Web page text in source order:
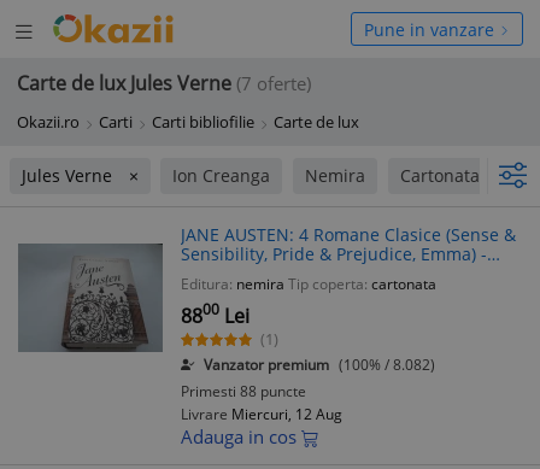
Deschide
meniul
Pune in vanzare
Carte de lux Jules Verne (7 oferte)
Okazii.ro Carti Carti bibliofilie Carte de lux
Jules Verne Ion Creanga Nemira Cartonata
JANE AUSTEN: 4 Romane Clasice (Sense &
Sensibility, Pride & Prejudice, Emma) -
Editie de Lux, Cartonata, Supracoperta,
Format Mare, Noua
Editura: nemira Tip coperta: cartonata
8800 Lei
(1)
Vanzator premium (100% / 8.082)
Primesti 88 puncte
Livrare Miercuri, 12 Aug
Adauga in cos